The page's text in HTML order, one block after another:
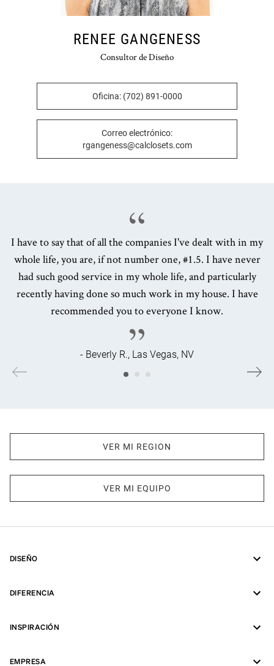
RENEE GANGENESS
Consultor de Diseño
Oficina: (702) 891-0000
Correo electrónico:
rgangeness@calclosets.com
I have to say that of all the companies I've dealt with in my
whole life, you are, if not number one, #1.5. I have never
had such good service in my whole life, and particularly
recently having done so much work in my house. I have
recommended you to everyone I know.
- Beverly R., Las Vegas, NV
VER MI REGION
VER MI EQUIPO
DISEÑO
DIFERENCIA
INSPIRACIÓN
EMPRESA